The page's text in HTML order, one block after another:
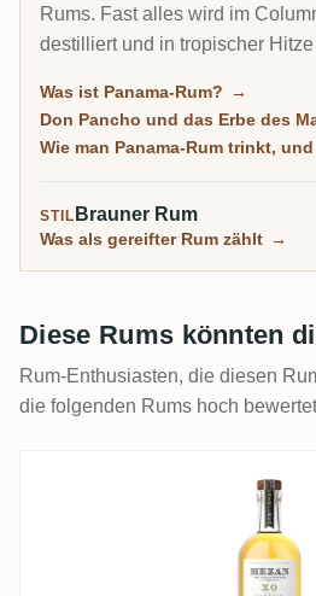
Rums. Fast alles wird im
destilliert und in tropischer
Was ist Panama-Rum? →
Don Pancho und das Erbe des
Wie man Panama-Rum trinkt,
STIL Brauner Rum
Was als gereifter Rum zählt →
Diese Rums könnten
Rum-Enthusiasten, die diesen
die folgenden Rums hoch
Mezan Hampden &